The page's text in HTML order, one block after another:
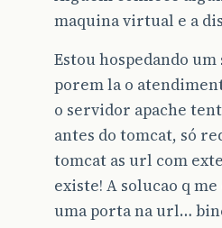
maquina virtual e a
Estou hospedando
porem la o
o servidor apache
antes do tomcat, só
tomcat as url com
existe! A solucao q
uma porta na url…